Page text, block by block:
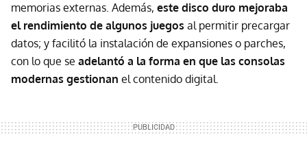
memorias externas. Además, este disco duro mejoraba
el rendimiento de algunos juegos al permitir precargar
datos; y facilitó la instalación de expansiones o parches,
con lo que se adelantó a la forma en que las consolas
modernas gestionan el contenido digital.